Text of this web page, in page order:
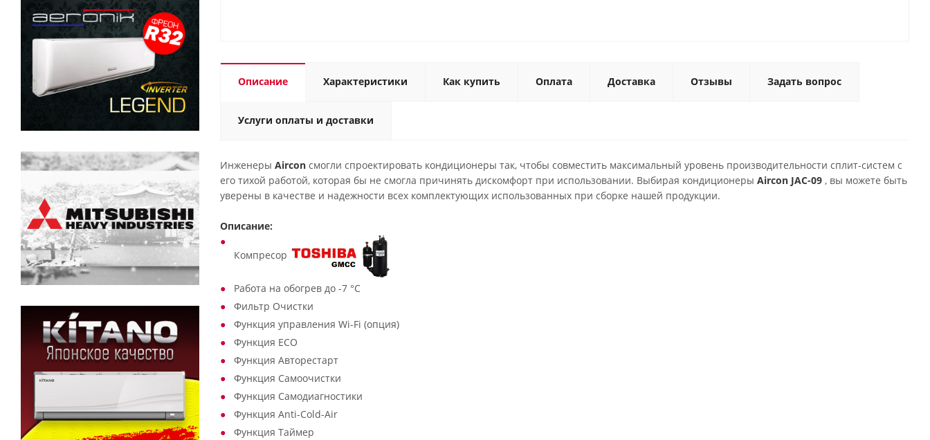
Описание Характеристики Как купить Оплата Доставка Отзывы Задать вопрос
Услуги оплаты и доставки
Инженеры Aircon смогли спроектировать кондиционеры так, чтобы совместить максимальный уровень производительности сплит-систем с
его тихой работой, которая бы не смогла причинять дискомфорт при использовании. Выбирая кондиционеры Aircon JAC-09 , вы можете быть
уверены в качестве и надежности всех комплектующих использованных при сборке нашей продукции.
Описание:
Компресор
Работа на обогрев до -7 °C
Фильтр Очистки
Функция управления Wi-Fi (опция)
Функция ECO
Функция Авторестарт
Функция Самоочистки
Функция Самодиагностики
Функция Anti-Cold-Air
Функция Таймер